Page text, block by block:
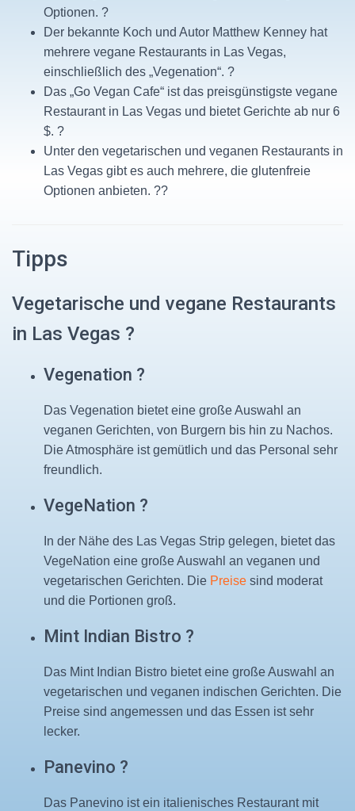
Optionen. ?
Der bekannte Koch und Autor Matthew Kenney hat
mehrere vegane Restaurants in Las Vegas,
einschließlich des „Vegenation“. ?
Das „Go Vegan Cafe“ ist das preisgünstigste vegane
Restaurant in Las Vegas und bietet Gerichte ab nur 6
$. ?
Unter den vegetarischen und veganen Restaurants in
Las Vegas gibt es auch mehrere, die glutenfreie
Optionen anbieten. ??
Tipps
Vegetarische und vegane Restaurants
in Las Vegas ?
Vegenation ?
Das Vegenation bietet eine große Auswahl an
veganen Gerichten, von Burgern bis hin zu Nachos.
Die Atmosphäre ist gemütlich und das Personal sehr
freundlich.
VegeNation ?
In der Nähe des Las Vegas Strip gelegen, bietet das
VegeNation eine große Auswahl an veganen und
vegetarischen Gerichten. Die Preise sind moderat
und die Portionen groß.
Mint Indian Bistro ?
Das Mint Indian Bistro bietet eine große Auswahl an
vegetarischen und veganen indischen Gerichten. Die
Preise sind angemessen und das Essen ist sehr
lecker.
Panevino ?
Das Panevino ist ein italienisches Restaurant mit